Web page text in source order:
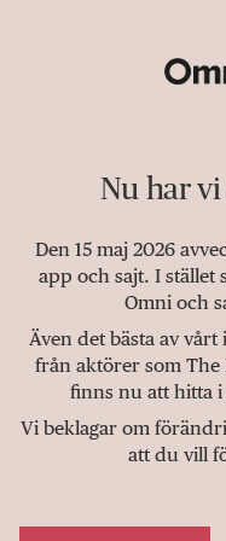
Nu har
Den 15 maj 2026
app och sajt. I stället
Omni och
Även det bästa av
från aktörer som The
finns nu att hitta i
Vi beklagar om
att du vill